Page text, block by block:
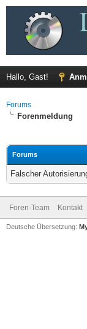
Hallo, Gast!
Forums
Forenmeldung
Forums
Falscher
Foren-Team Kontakt
Deutsche Übersetzung: